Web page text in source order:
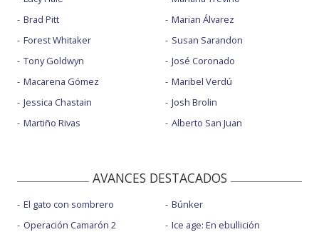
Brad Pitt
Forest Whitaker
Tony Goldwyn
Macarena Gómez
Jessica Chastain
Martiño Rivas
Marian Álvarez
Susan Sarandon
José Coronado
Maribel Verdú
Josh Brolin
Alberto San Juan
AVANCES DESTACADOS
El gato con sombrero
Operación Camarón 2
Búnker
Ice age: En ebullición